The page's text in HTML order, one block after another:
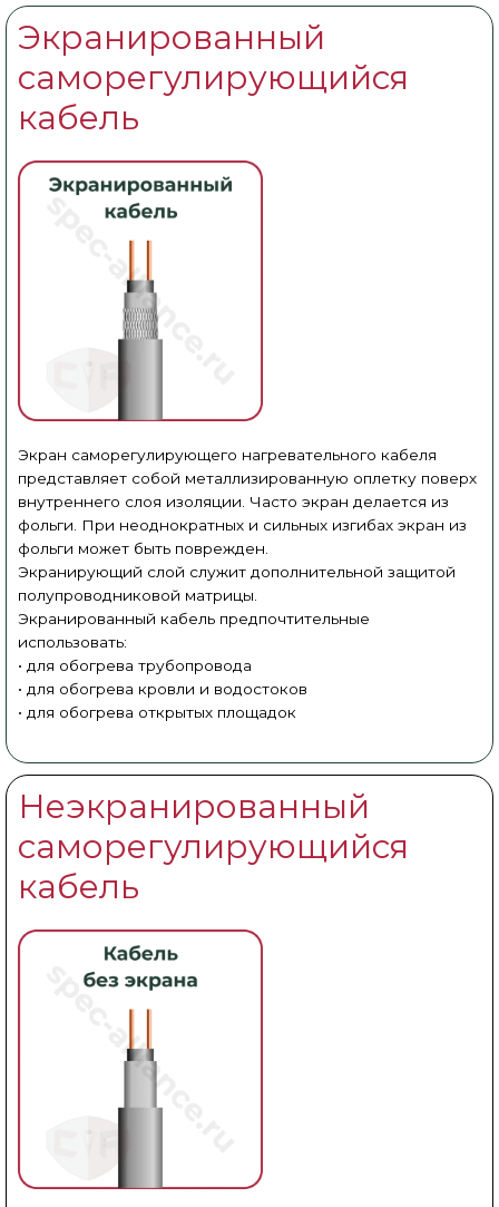
Экранированный
саморегулирующийся
кабель
Экран саморегулирующего нагревательного кабеля
представляет собой металлизированную оплетку поверх
внутреннего слоя изоляции. Часто экран делается из
фольги. При неоднократных и сильных изгибах экран из
фольги может быть поврежден.
Экранирующий слой служит дополнительной защитой
полупроводниковой матрицы.
Экранированный кабель предпочтительные
использовать:
• для обогрева трубопровода
• для обогрева кровли и водостоков
• для обогрева открытых площадок
Неэкранированный
саморегулирующийся
кабель